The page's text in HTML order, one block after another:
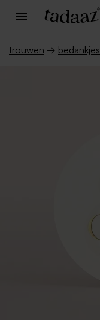
trouwen → bedankjes